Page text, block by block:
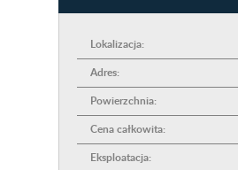
Lokalizacja:
Adres:
Powierzchnia:
Cena całkowita:
Eksploatacja: